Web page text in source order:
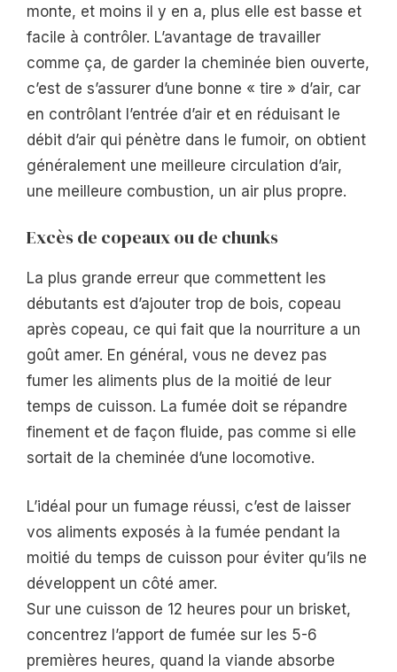
monte, et moins il y en a, plus elle est basse et
facile à contrôler. L’avantage de travailler
comme ça, de garder la cheminée bien ouverte,
c’est de s’assurer d’une bonne « tire » d’air, car
en contrôlant l’entrée d’air et en réduisant le
débit d’air qui pénètre dans le fumoir, on obtient
généralement une meilleure circulation d’air,
une meilleure combustion, un air plus propre.
Excès de copeaux ou de chunks
La plus grande erreur que commettent les
débutants est d’ajouter trop de bois, copeau
après copeau, ce qui fait que la nourriture a un
goût amer. En général, vous ne devez pas
fumer les aliments plus de la moitié de leur
temps de cuisson. La fumée doit se répandre
finement et de façon fluide, pas comme si elle
sortait de la cheminée d’une locomotive.
L’idéal pour un fumage réussi, c’est de laisser
vos aliments exposés à la fumée pendant la
moitié du temps de cuisson pour éviter qu’ils ne
développent un côté amer.
Sur une cuisson de 12 heures pour un brisket,
concentrez l’apport de fumée sur les 5-6
premières heures, quand la viande absorbe